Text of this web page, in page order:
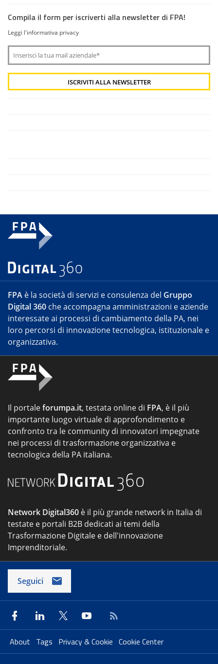
Compila il form per iscriverti alla newsletter di FPA!
Leggi l'informativa privacy
FPA è la società di servizi e consulenza del Gruppo
Digital 360 che accompagna amministrazioni e aziende
interessate ai processi di cambiamento della PA, nei
loro percorsi di innovazione tecnologica, istituzionale e
organizzativa.
Il portaleforumpa.it, testata online di FPA, è il più
importante luogo virtuale di approfondimento e
confronto tra le community di innovatori impegnate
nei processi di trasformazione organizzativa e
tecnologica della PA italiana.
Network Digital360 è il più grande network in Italia di
testate e portali B2B dedicati ai temi della
Trasformazione Digitale e dell'innovazione
Imprenditoriale.
Seguici
About Tags Privacy & Cookie Cookie Center